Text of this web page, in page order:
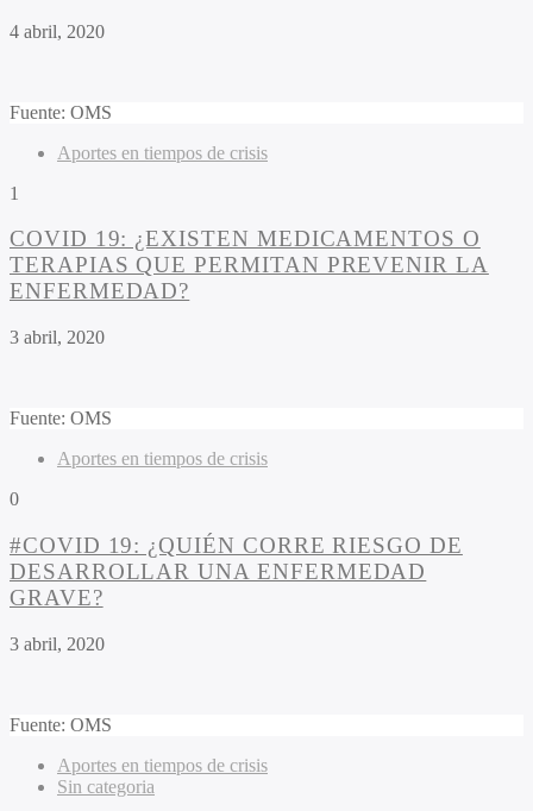
4 abril, 2020
Fuente: OMS
Aportes en tiempos de crisis
1
COVID 19: ¿EXISTEN MEDICAMENTOS O
TERAPIAS QUE PERMITAN PREVENIR LA
ENFERMEDAD?
3 abril, 2020
Fuente: OMS
Aportes en tiempos de crisis
0
#COVID 19: ¿QUIÉN CORRE RIESGO DE
DESARROLLAR UNA ENFERMEDAD
GRAVE?
3 abril, 2020
Fuente: OMS
Aportes en tiempos de crisis
Sin categoria